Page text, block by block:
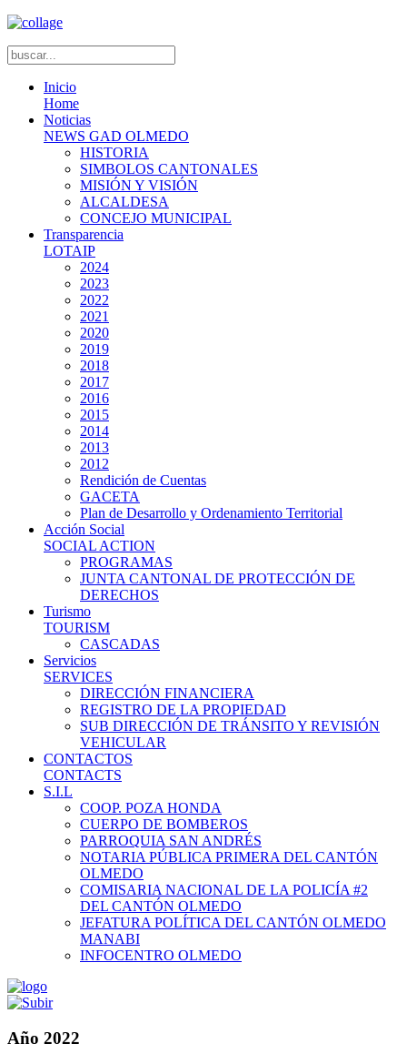
Inicio
Home
Noticias
NEWS GAD OLMEDO
HISTORIA
SIMBOLOS CANTONALES
MISIÓN Y VISIÓN
ALCALDESA
CONCEJO MUNICIPAL
Transparencia
LOTAIP
2024
2023
2022
2021
2020
2019
2018
2017
2016
2015
2014
2013
2012
Rendición de Cuentas
GACETA
Plan de Desarrollo y Ordenamiento Territorial
Acción Social
SOCIAL ACTION
PROGRAMAS
JUNTA CANTONAL DE PROTECCIÓN DE
DERECHOS
Turismo
TOURISM
CASCADAS
Servicios
SERVICES
DIRECCIÓN FINANCIERA
REGISTRO DE LA PROPIEDAD
SUB DIRECCIÓN DE TRÁNSITO Y REVISIÓN
VEHICULAR
CONTACTOS
CONTACTS
S.I.L
COOP. POZA HONDA
CUERPO DE BOMBEROS
PARROQUIA SAN ANDRÉS
NOTARIA PÚBLICA PRIMERA DEL CANTÓN
OLMEDO
COMISARIA NACIONAL DE LA POLICÍA #2
DEL CANTÓN OLMEDO
JEFATURA POLÍTICA DEL CANTÓN OLMEDO
MANABI
INFOCENTRO OLMEDO
Año 2022